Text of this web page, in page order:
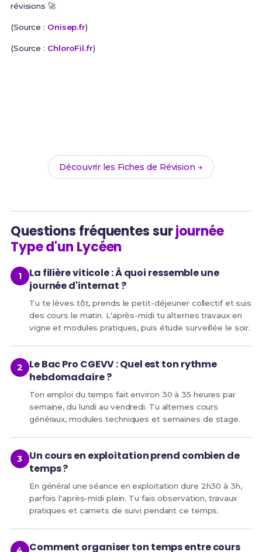
révisions 🚀
(Source : Onisep.fr)
(Source : ChloroFil.fr)
Découvrir les Fiches de Révision →
Questions fréquentes surjournée
Type d'un Lycéen
La filière viticole : À quoi ressemble une
journée d'internat ?
Tu te lèves tôt, prends le petit-déjeuner collectif et suis
des cours le matin. L'après-midi tu alternes travaux en
vigne et modules pratiques, puis étude surveillée le soir.
Le Bac Pro CGEVV : Quel est ton rythme
hebdomadaire ?
Ton emploi du temps fait environ 30 à 35 heures par
semaine, du lundi au vendredi. Tu alternes cours
généraux, modules techniques et semaines de stage.
Un cours en exploitation prend combien de
temps ?
En général une séance en exploitation dure 2h30 à 3h,
parfois l'après-midi plein. Tu fais observation, travaux
pratiques et carnets de suivi pendant ce temps.
Comment organiser ton temps entre cours